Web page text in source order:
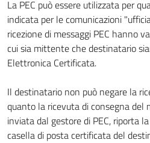
La PEC può essere utilizzata per
indicata per le comunicazioni
ricezione di messaggi PEC hanno
cui sia mittente che destinatario
Elettronica Certificata.
Il destinatario non può negare la
quanto la ricevuta di consegna del
inviata dal gestore di PEC, riporta
casella di posta certificata del